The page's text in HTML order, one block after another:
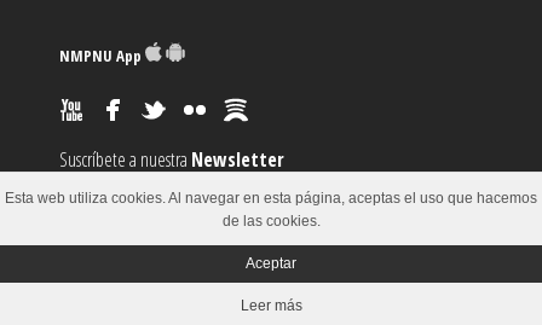
NMPNU App
Suscríbete a nuestra Newsletter
Suscríbete al canalRSS
© 2002-2018
Esta web utiliza cookies. Al navegar en esta página, aceptas el uso que hacemos
de las cookies.
Aceptar
Leer más